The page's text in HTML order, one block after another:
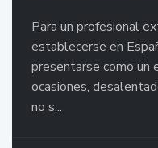
Para un profesional
establecerse en
presentarse como un
ocasiones,
no s...